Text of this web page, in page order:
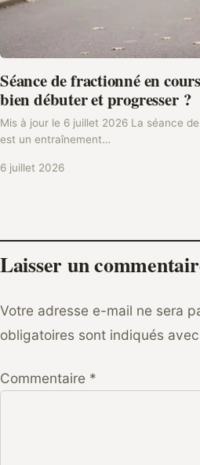
Séance de fractionné en
bien débuter et progresser ?
Mis à jour le 6 juillet 2026 La séance
est un entraînement…
6 juillet 2026
Laisser un
Votre adresse e-mail ne sera
obligatoires sont indiqués avec
Commentaire *